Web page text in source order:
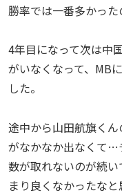
勝率では一番多かった
4年目になって次は中
がいなくなって、MB
した。
途中から山田航旗く
がなかなか出なくて…
数が取れないのが続
まり良くなかったなと